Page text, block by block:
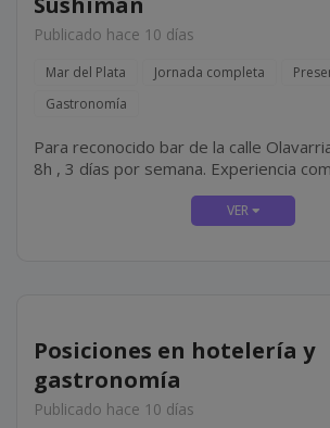
Publicado hace 10 días
Mar del Plata Jornada completa
Gastronomía
Para reconocido bar de la calle
8h , 3 días por semana. Experiencia
Posiciones en hotelería y
gastronomía
Publicado hace 10 días